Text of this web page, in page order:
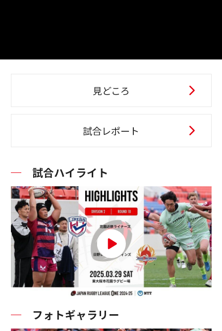
見どころ
試合レポート
試合ハイライト
フォトギャラリー